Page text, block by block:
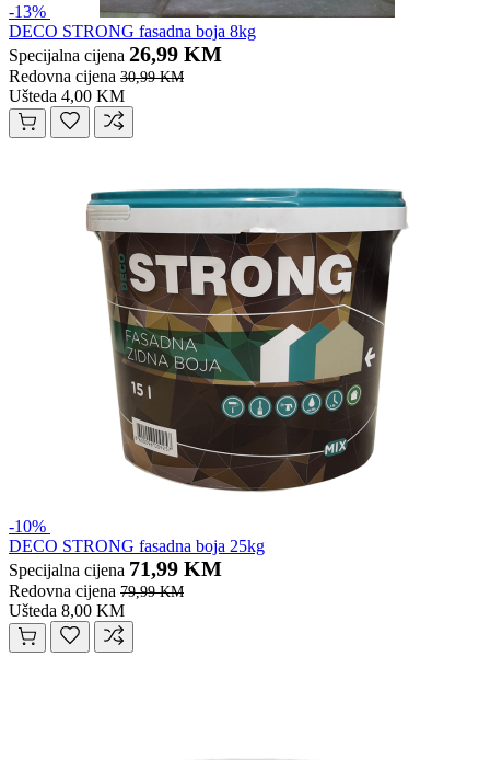
-13%
DECO STRONG fasadna boja 8kg
Specijalna cijena 26,99 KM
Redovna cijena 30,99 KM
Ušteda 4,00 KM
-10%
DECO STRONG fasadna boja 25kg
Specijalna cijena 71,99 KM
Redovna cijena 79,99 KM
Ušteda 8,00 KM